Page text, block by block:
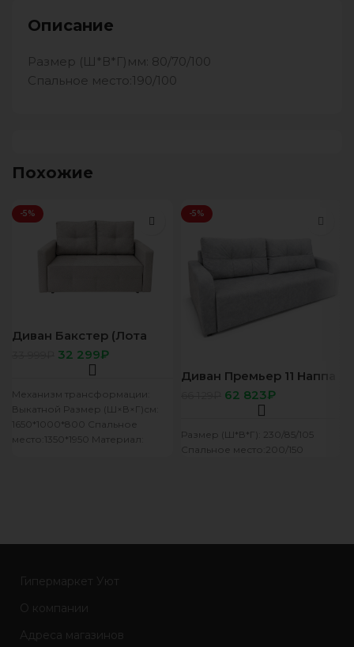
Описание
Размер (Ш*В*Г)мм: 80/70/100
Спальное место:190/100
Похожие
-5%
Диван Бакстер (Лота
32 299₽
Механизм трансформации:
Выкатной Размер (Ш×В×Г)см:
1650*1000*800 Спальное
место:1350*1950 Материал:
-5%
Диван Премьер 11 Наппа
св серый62 823₽
Размер (Ш*В*Г): 230/85/105
Спальное место:200/150
Гипермаркет Уют
О компании
Адреса магазинов